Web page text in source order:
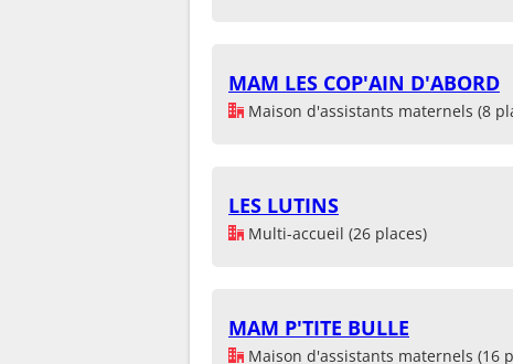
MAM LES COP'AIN D'ABORD
Maison d'assistants maternels (8
LES LUTINS
Multi-accueil (26 places)
MAM P'TITE BULLE
Maison d'assistants maternels (16